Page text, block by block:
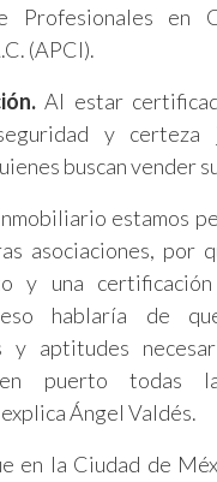
Profesionales en
(APCI).
Al estar
y certeza
buscan vender
estamos
asociaciones, por
y una
hablaría de
y aptitudes
puerto todas
Ángel Valdés.
en la Ciudad de